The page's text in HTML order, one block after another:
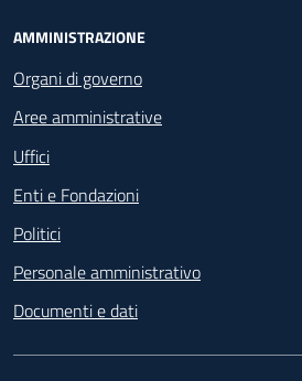
Footer - Navigazione
AMMINISTRAZIONE
Organi di governo
Aree amministrative
Uffici
Enti e Fondazioni
Politici
Personale amministrativo
Documenti e dati